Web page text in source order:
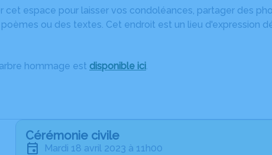
cet espace pour laisser vos condoléances, partager des
ou des textes. Cet endroit est un lieu d'expression
hommage est disponible ici.
Cérémonie civile
mardi 18 avril 2023 à 11h00